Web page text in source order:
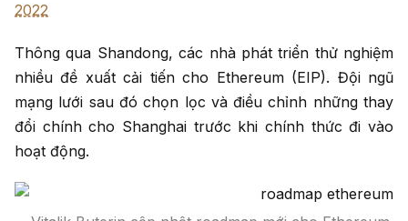
2022
Thông qua Shandong, các nhà phát triển thử nghiệm
nhiều đề xuất cải tiến cho Ethereum (EIP). Đội ngũ
mạng lưới sau đó chọn lọc và điều chỉnh những thay
đổi chính cho Shanghai trước khi chính thức đi vào
hoạt động.